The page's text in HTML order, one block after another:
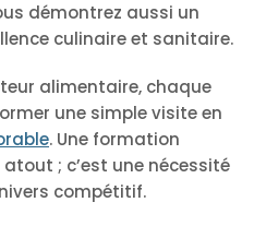
démontrez aussi un
culinaire et sanitaire.
alimentaire, chaque
une simple visite en
. Une formation
; c’est une nécessité
compétitif.